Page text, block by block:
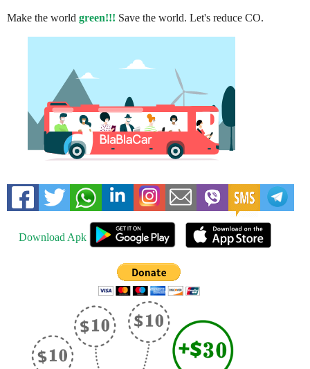
Make the world green!!! Save the world. Let's reduce CO.
Download Apk